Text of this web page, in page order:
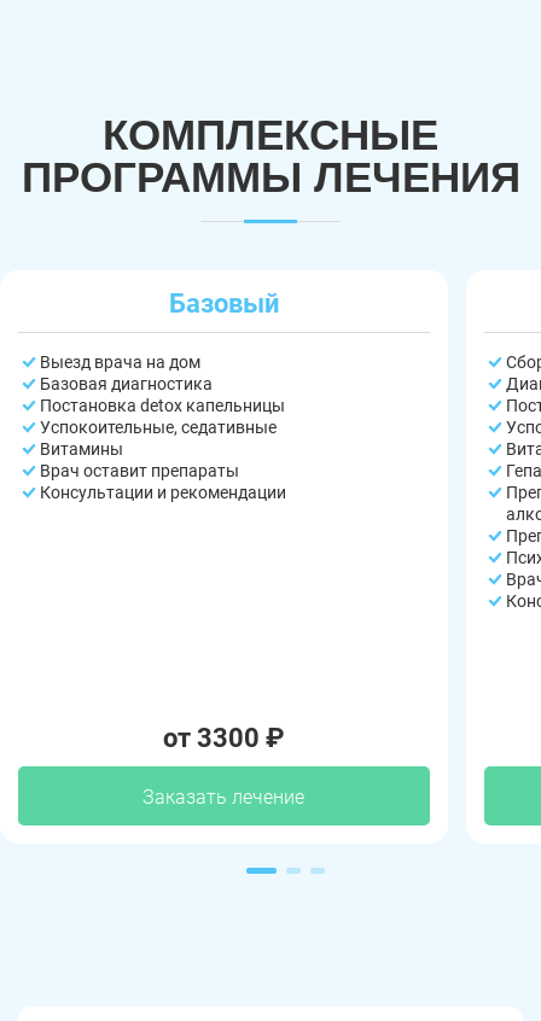
КОМПЛЕКСНЫЕ
ПРОГРАММЫ ЛЕЧЕНИЯ
Базовый
Выезд врача на дом
Базовая диагностика
Постановка detox капельницы
Успокоительные, седативные
Витамины
Врач оставит препараты
Консультации и рекомендации
от 3300 ₽
Заказать лечение